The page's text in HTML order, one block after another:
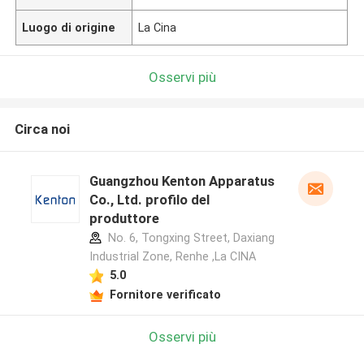
Luogo di origine La Cina
Osservi più
Circa noi
Guangzhou Kenton Apparatus
Co., Ltd. profilo del
produttore
No. 6, Tongxing Street, Daxiang
Industrial Zone, Renhe ,La CINA
5.0
Fornitore verificato
Osservi più